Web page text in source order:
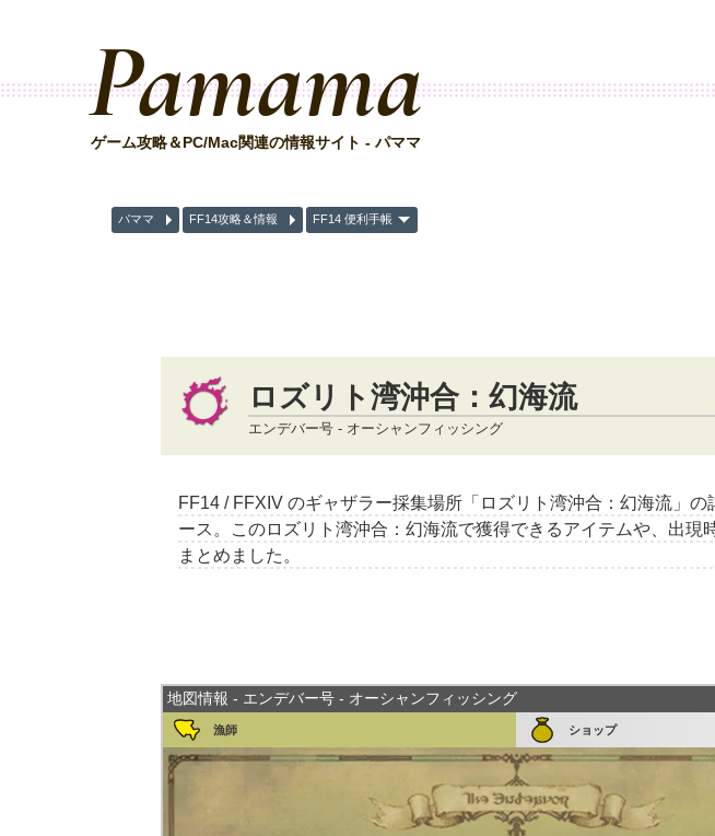
Pamama
ゲーム攻略＆PC/Mac関連の情報サイト - パママ
パママ FF14攻略＆情報 FF14 便利手帳
ロズリト湾沖合：幻海流
エンデバー号 - オーシャンフィッシング
FF14 / FFXIV のギャザラー採集場所「ロズリト湾沖合：幻海流」の
ース。このロズリト湾沖合：幻海流で獲得できるアイテムや、出現
まとめました。
地図情報 - エンデバー号 - オーシャンフィッシング
漁師 ショップ